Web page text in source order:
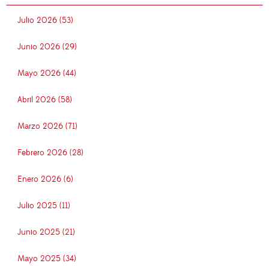
Julio 2026 (53)
Junio 2026 (29)
Mayo 2026 (44)
Abril 2026 (58)
Marzo 2026 (71)
Febrero 2026 (28)
Enero 2026 (6)
Julio 2025 (11)
Junio 2025 (21)
Mayo 2025 (34)